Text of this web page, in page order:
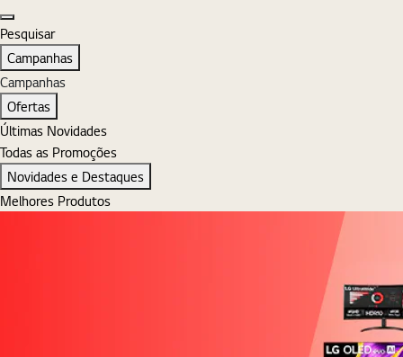
Close Menu
PesquisarPesquisar
Campanhas
Campanhas
Ofertas
Últimas Novidades
Todas as Promoções
Novidades e Destaques
Melhores Produtos